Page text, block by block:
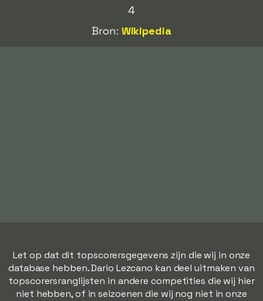
4
Bron: Wikipedia
Let op dat dit topscorersgegevens zijn die wij in onze
database hebben. Dario Lezcano kan deel uitmaken van
topscorersranglijsten in andere competities die wij hier
niet hebben, of in seizoenen die wij nog niet in onze